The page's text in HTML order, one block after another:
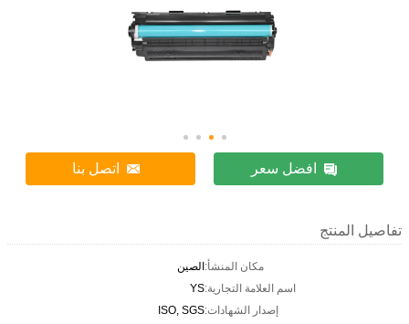
افضل سعر اتصل بنا
تفاصيل المنتج
مكان المنشأ:الصين
اسم العلامة التجارية:YS
إصدار الشهادات:ISO, SGS